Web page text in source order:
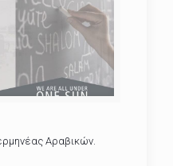
Αραβικών.